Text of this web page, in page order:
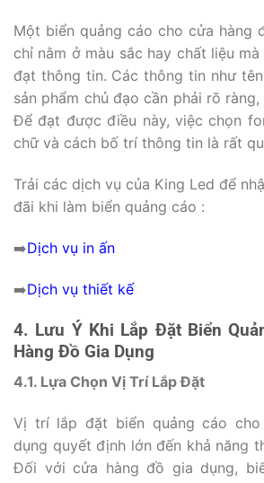
Một biển quảng cáo cho cửa hàng
chỉ nằm ở màu sắc hay chất liệu
đạt thông tin. Các thông tin như
sản phẩm chủ đạo cần phải rõ
Để đạt được điều này, việc chọn
chữ và cách bố trí thông tin là rất
Trải các dịch vụ của King Led để
đãi khi làm biển quảng cáo :
➡️Dịch vụ in ấn
➡️Dịch vụ thiết kế
4. Lưu Ý Khi Lắp Đặt Biển
Hàng Đồ Gia Dụng
4.1. Lựa Chọn Vị Trí Lắp Đặt
Vị trí lắp đặt biển quảng cáo
dụng quyết định lớn đến khả năng
Đối với cửa hàng đồ gia dụng,